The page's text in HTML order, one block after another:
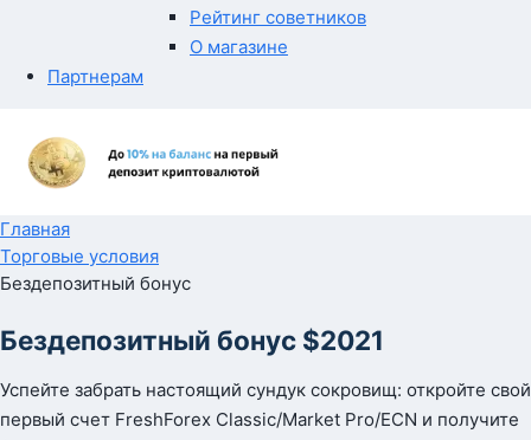
Рейтинг советников
О магазине
Партнерам
Главная
Торговые условия
Бездепозитный бонус
Бездепозитный бонус $2021
Успейте забрать настоящий сундук сокровищ: откройте свой
первый счет FreshForex Classic/Market Pro/ECN и получите